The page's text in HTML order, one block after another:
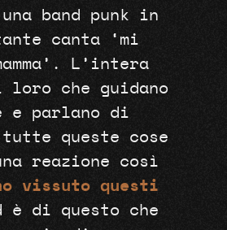
band punk in
canta ‘mi
L’intera
loro che guidano
e parlano di
tutte queste cose
reazione così
vissuto questi
è di questo che